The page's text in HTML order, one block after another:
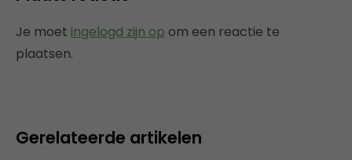
Je moet ingelogd zijn op om een reactie te
plaatsen.
Gerelateerde artikelen